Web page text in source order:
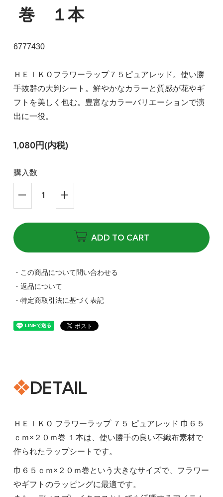
巻 １本
6777430
ＨＥＩＫＯフラワーラップ７５ピュアレッド。使い勝
手抜群の大判シート。鮮やかなカラーと質感が花やギ
フトを美しく包む。豊富なカラーバリエーションで演
出に一役。
1,080円(内税)
購入数
ADD TO CART
・この商品について問い合わせる
・返品について
・特定商取引法に基づく表記
DETAIL
ＨＥＩＫＯ フラワーラップ ７５ ピュアレッド 巾６５
ｃｍ×２０ｍ巻 １本は、使い勝手の良い不織布素材で
作られたラップシートです。
巾６５ｃｍ×２０ｍ巻という大きなサイズで、フラワー
やギフトのラッピングに最適です。